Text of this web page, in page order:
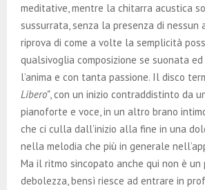
meditative, mentre la chitarra acustica
sussurrata, senza la presenza di
riprova di come a volte la semplicità
qualsivoglia composizione se suonata
l’anima e con tanta passione. Il disco
Libero”, con un inizio contraddistinto da
pianoforte e voce, in un altro brano
che ci culla dall’inizio alla fine in una
nella melodia che più in generale
Ma il ritmo sincopato anche qui non è un
debolezza, bensì riesce ad entrare in